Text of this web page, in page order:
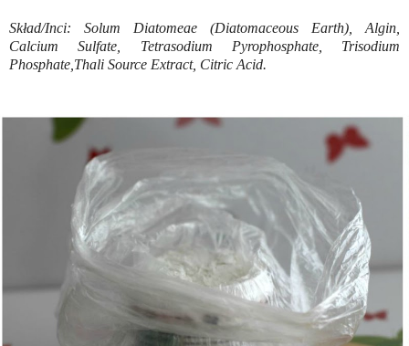
Skład/Inci: Solum Diatomeae (Diatomaceous Earth), Algin,
Calcium Sulfate, Tetrasodium Pyrophosphate, Trisodium
Phosphate,Thali Source Extract, Citric Acid.